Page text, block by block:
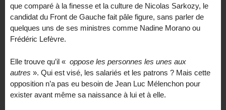
que comparé à la finesse et la culture de Nicolas Sarkozy, le
candidat du Front de Gauche fait pâle figure, sans parler de
quelques uns de ses ministres comme Nadine Morano ou
Frédéric Lefèvre.
Elle trouve qu’il « oppose les personnes les unes aux
autres ». Qui est visé, les salariés et les patrons ? Mais cette
opposition n’a pas eu besoin de Jean Luc Mélenchon pour
exister avant même sa naissance à lui et à elle.